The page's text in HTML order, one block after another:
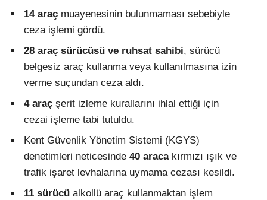
14 araç muayenesinin bulunmaması sebebiyle
ceza işlemi gördü.
28 araç sürücüsü ve ruhsat sahibi, sürücü
belgesiz araç kullanma veya kullanılmasına izin
verme suçundan ceza aldı.
4 araç şerit izleme kurallarını ihlal ettiği için
cezai işleme tabi tutuldu.
Kent Güvenlik Yönetim Sistemi (KGYS)
denetimleri neticesinde 40 aracakırmızı ışık ve
trafik işaret levhalarına uymama cezası kesildi.
11 sürücü alkollü araç kullanmaktan işlem